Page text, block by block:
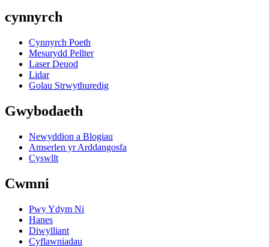
cynnyrch
Cynnyrch Poeth
Mesurydd Pellter
Laser Deuod
Lidar
Golau Strwythuredig
Gwybodaeth
Newyddion a Blogiau
Amserlen yr Arddangosfa
Cyswllt
Cwmni
Pwy Ydym Ni
Hanes
Diwylliant
Cyflawniadau